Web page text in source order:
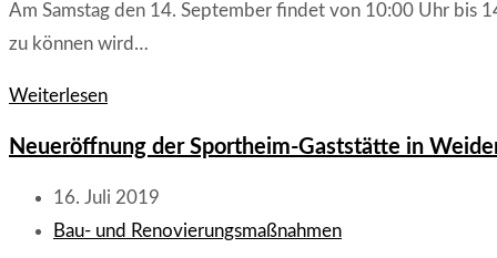
sich
fort
Am Samstag den 14. September findet von 10:00 Uhr bis
zu können wird…
WeiterlesenArbeitseinsatz
FC
Wacker
Weidenthal
Neueröffnung der Sportheim-Gaststätte in
Beitrag
veröffentlicht:
16. Juli 2019
Beitrags-
Bau- und Renovierungsmaßnahmen